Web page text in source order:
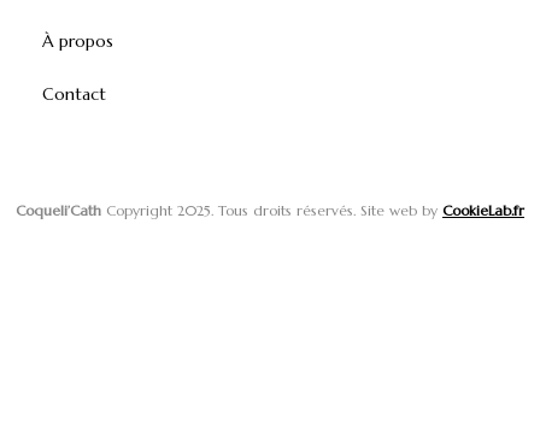
À propos
Contact
Coqueli’Cath Copyright 2025. Tous droits réservés. Site web by CookieLab.fr